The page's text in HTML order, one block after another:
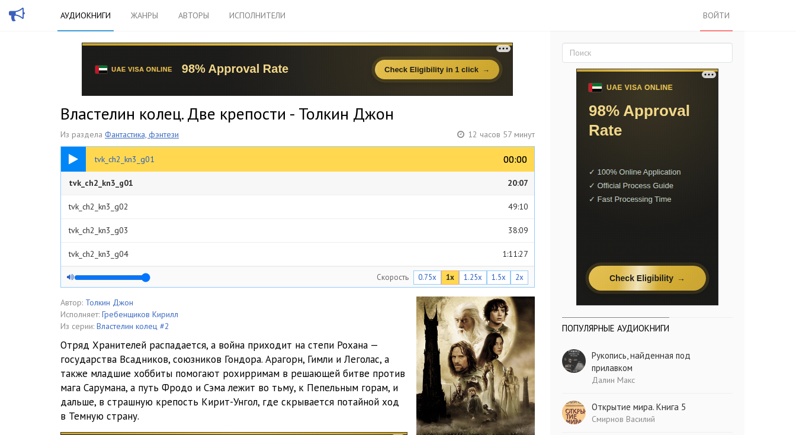
АУДИОКНИГИ ЖАНРЫ АВТОРЫ ИСПОЛНИТЕЛИ ВОЙТИ
Властелин колец. Две крепости - Толкин Джон
Из раздела Фантастика, фэнтези 12 часов 57 минут
tvk_ch2_kn3_g01 00:00
00:00
20:07
tvk_ch2_kn3_g01 20:07
tvk_ch2_kn3_g02 49:10
tvk_ch2_kn3_g03 38:09
tvk_ch2_kn3_g04 1:11:27
tvk_ch2_kn3_g05 41:29
tvk_ch2_kn3_g06 44:14
tvk_ch2_kn3_g07 32:18
tvk_ch2_kn3_g08 41:17
tvk_ch2_kn3_g09 28:45
tvk_ch2_kn3_g10 33:47
tvk_ch2_kn3_g11 31:55
Скорость 0.75x 1x 1.25x 1.5x 2x
Автор: Толкин Джон
Исполняет: Гребенщиков Кирилл
Из серии: Властелин колец #2
Отряд Хранителей распадается, а война приходит на степи Рохана —
государства Всадников, союзников Гондора. Арагорн, Гимли и Леголас, а
также младшие хоббиты помогают рохирримам в решающей битве против
мага Сарумана, а путь Фродо и Сэма лежит во тьму, к Пепельным горам, и
дальше, в страшную крепость Кирит-Унгол, где скрывается потайной ход
в Темную страну.
ПОПУЛЯРНЫЕ АУДИОКНИГИ
Рукопись, найденная под
прилавком
Далин Макс
Открытие мира. Книга 5
Смирнов Василий